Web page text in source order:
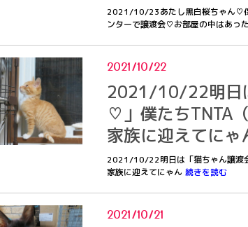
2021/10/23あたし黒白桜ちゃん♡
ンターで譲渡会♡お部屋の中はあっ
2021/10/22
2021/10/22明日
♡」僕たちTNTA
家族に迎えてにゃ
2021/10/22明日は「猫ちゃん譲渡
家族に迎えてにゃん 続きを読む
2021/10/21